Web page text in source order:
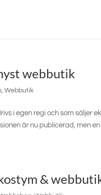
webbutik
,Webbutik
i egen regi och som säljer
är nu publicerad, men
&